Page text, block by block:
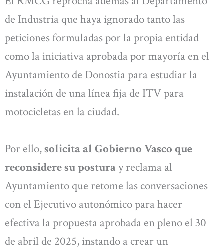
de Industria que haya ignorado tanto las
peticiones formuladas por la propia entidad
como la iniciativa aprobada por mayoría en el
Ayuntamiento de Donostia para estudiar la
instalación de una línea fija de ITV para
motocicletas en la ciudad.
Por ello,solicita al Gobierno Vasco que
reconsidere su posturay reclama al
Ayuntamiento que retome las conversaciones
con el Ejecutivo autonómico para hacer
efectiva la propuesta aprobada en pleno el 30
de abril de 2025, instando a crear un